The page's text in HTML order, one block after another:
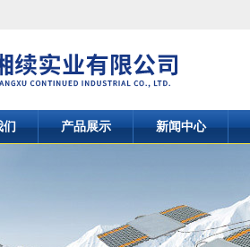
们 产品展示 新闻中心